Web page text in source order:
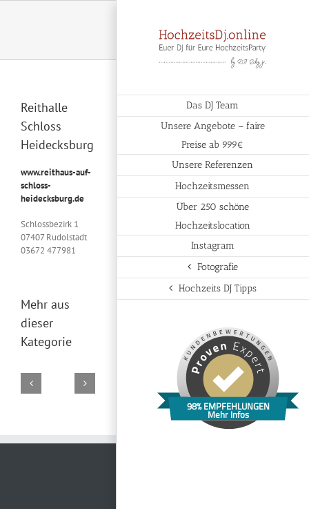
Das DJ Team
Unsere Angebote – faire
Preise ab 999€
Unsere Referenzen
Hochzeitsmessen
Über 250 schöne
Hochzeitslocation
Instagram
Fotografie
Hochzeits DJ Tipps
98% EMPFEHLUNGEN
Mehr Infos
Reithalle
Schloss
Heidecksburg
www.reithaus-auf-
schloss-
heidecksburg.de
Schlossbezirk 1
07407 Rudolstadt
03672 477981
Mehr aus
dieser
Kategorie
Jena
Jena
Jena
Positz